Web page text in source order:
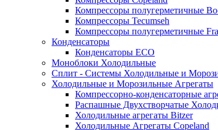
Компрессоры полугерметичные
Компрессоры Tecumseh
Компрессоры полугерметичные
Конденсаторы
Конденсаторы ECO
Моноблоки Холодильные
Сплит - Системы Холодильные и
Холодильные и Морозильные Агрегаты
Компрессорно-конденсаторные
Распашные Двухстворчатые
Холодильные агрегаты Bitzer
Холодильные Агрегаты Copeland